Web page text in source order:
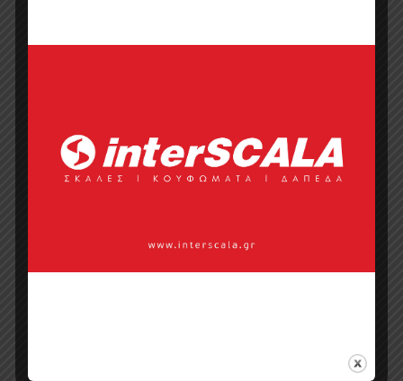
Categories:Έπιπλα ,Έπιπλα Τραπεζαρίας​
,Μοντέρνα Οικιακό Έπιπλο
τραπεζαρία κουζίνας , τραπεζαρία